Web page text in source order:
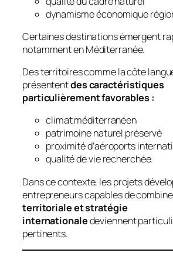
dynamisme économique
Certaines destinations émergent
notamment en Méditerranée.
Des territoires comme la côte
présententdes caractéristiques
particulièrement favorables :
climat méditerranéen
patrimoine naturel préservé
proximité d’aéroports
qualité de vie recherchée.
Dans ce contexte, les projets
entrepreneurs capables de
territoriale et stratégie
internationaledeviennent
pertinents.